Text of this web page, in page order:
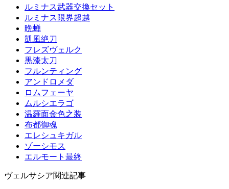
ルミナス武器交換セット
ルミナス限界超越
晩蝉
凱風絶刀
フレズヴェルク
黒漆太刀
フルンティング
アンドロメダ
ロムフェーヤ
ムルシエラゴ
温羅面金色之装
布都御魂
エレシュキガル
ゾーシモス
エルモート最終
ヴェルサシア関連記事